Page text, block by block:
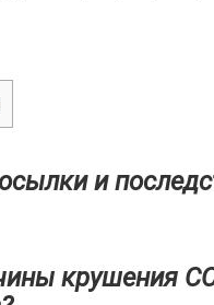
и
крушения